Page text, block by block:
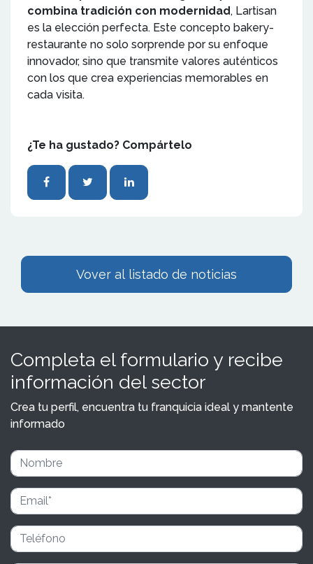
combina tradición con modernidad, Lartisan
es la elección perfecta. Este concepto bakery-
restaurante no solo sorprende por su enfoque
innovador, sino que transmite valores auténticos
con los que crea experiencias memorables en
cada visita.
¿Te ha gustado? Compártelo
Vover al listado de noticias
Completa el formulario y recibe
información del sector
Crea tu perfil, encuentra tu franquicia ideal y mantente
informado